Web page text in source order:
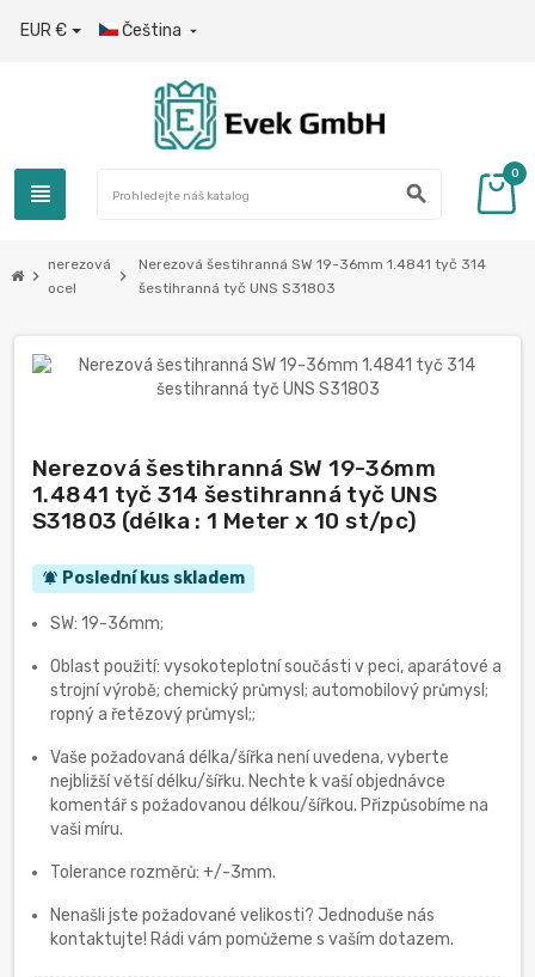
EUR € Čeština 
view_headline search
0
chevron_right
nerezová
ocel
chevron_right
Nerezová šestihranná SW 19-36mm 1.4841 tyč 314
šestihranná tyč UNS S31803
Nerezová šestihranná SW 19-36mm
1.4841 tyč 314 šestihranná tyč UNS
S31803 (délka : 1 Meter x 10 st/pc)
notifications_active Poslední kus skladem
SW: 19-36mm;
Oblast použití: vysokoteplotní součásti v peci, aparátové a
strojní výrobě; chemický průmysl; automobilový průmysl;
ropný a řetězový průmysl;;
Vaše požadovaná délka/šířka není uvedena, vyberte
nejbližší větší délku/šířku. Nechte k vaší objednávce
komentář s požadovanou délkou/šířkou. Přizpůsobíme na
vaši míru.
Tolerance rozměrů: +/-3mm.
Nenašli jste požadované velikosti? Jednoduše nás
kontaktujte! Rádi vám pomůžeme s vaším dotazem.